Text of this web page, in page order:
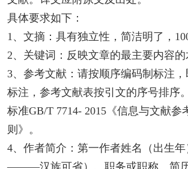
具体要求如下：
1、文摘：具有独立性，简洁明了，
2、关键词：反映文章的最主要内容的
3、参考文献：请按顺序编码制标注
标注，参考文献表按引文的序号排序
标准GB/T 7714- 2015《信息与文献参
则》。
4、作者简介：第一作者姓名（出生